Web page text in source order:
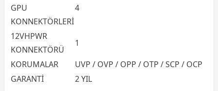
GPU
KONNEKTÖRLERİ
4
12VHPWR
KONNEKTÖRÜ
1
KORUMALAR
UVP / OVP / OPP / OTP / SCP / OCP
GARANTİ
2 YIL